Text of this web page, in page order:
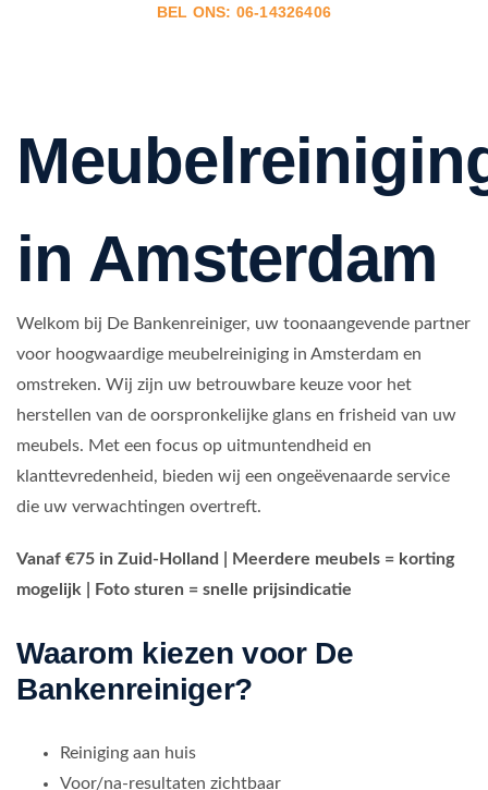
BEL ONS: 06-14326406
in Amsterdam
Welkom bij De Bankenreiniger, uw toonaangevende partner
voor hoogwaardige meubelreiniging in Amsterdam en
omstreken. Wij zijn uw betrouwbare keuze voor het
herstellen van de oorspronkelijke glans en frisheid van uw
meubels. Met een focus op uitmuntendheid en
klanttevredenheid, bieden wij een ongeëvenaarde service
die uw verwachtingen overtreft.
Vanaf €75 in Zuid-Holland | Meerdere meubels = korting
mogelijk | Foto sturen = snelle prijsindicatie
Waarom kiezen voor De
Bankenreiniger?
Reiniging aan huis
Voor/na-resultaten zichtbaar